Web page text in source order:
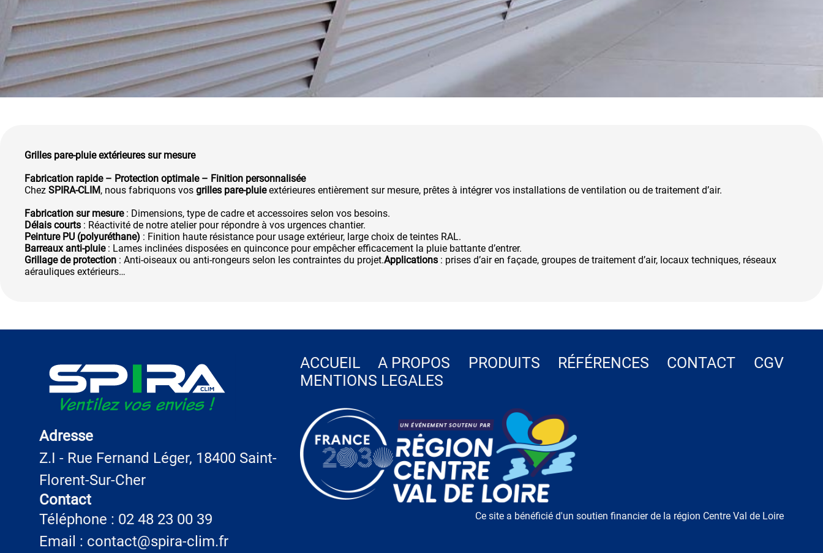
Grilles pare-pluie extérieures sur mesure
Fabrication rapide – Protection optimale – Finition personnalisée
Chez SPIRA-CLIM, nous fabriquons vos grilles pare-pluieextérieures entièrement sur mesure, prêtes à intégrer vos installations de ventilation ou de traitement d’air.
Fabrication sur mesure: Dimensions, type de cadre et accessoires selon vos besoins.
Délais courts : Réactivité de notre atelier pour répondre à vos urgences chantier.
Peinture PU (polyuréthane) : Finition haute résistance pour usage extérieur, large choix de teintes RAL.
Barreaux anti-pluie: Lames inclinées disposées en quinconce pour empêcher efficacement la pluie battante d’entrer.
Grillage de protection : Anti-oiseaux ou anti-rongeurs selon les contraintes du projet.Applications : prises d’air en façade, groupes de traitement d’air, locaux techniques, réseaux
aérauliques extérieurs…
Adresse
Z.I - Rue Fernand Léger, 18400 Saint-
Florent-Sur-Cher
Contact
Téléphone : 02 48 23 00 39
Email : contact@spira-clim.fr
ACCUEIL A PROPOS PRODUITS RÉFÉRENCES CONTACT
CGV
MENTIONS LEGALES
Ce site a bénéficié d'un soutien financier de la région Centre Val de Loire